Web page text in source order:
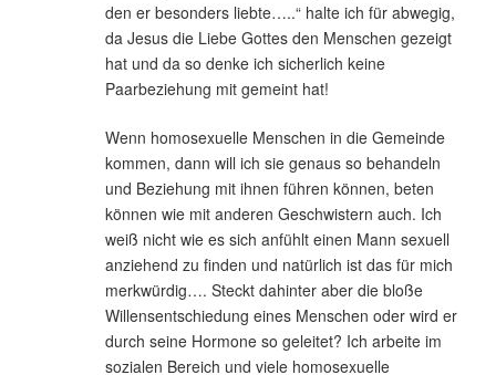
den er besonders liebte…..“ halte ich für abwegig,
da Jesus die Liebe Gottes den Menschen gezeigt
hat und da so denke ich sicherlich keine
Paarbeziehung mit gemeint hat!
Wenn homosexuelle Menschen in die Gemeinde
kommen, dann will ich sie genaus so behandeln
und Beziehung mit ihnen führen können, beten
können wie mit anderen Geschwistern auch. Ich
weiß nicht wie es sich anfühlt einen Mann sexuell
anziehend zu finden und natürlich ist das für mich
merkwürdig…. Steckt dahinter aber die bloße
Willensentschiedung eines Menschen oder wird er
durch seine Hormone so geleitet? Ich arbeite im
sozialen Bereich und viele homosexuelle